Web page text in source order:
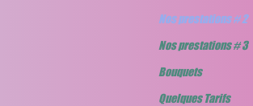
Nos prestations # 2
Nos prestations # 3
Bouquets
Quelques Tarifs